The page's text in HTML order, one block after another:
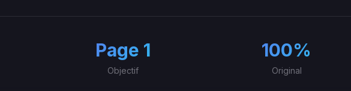
Page 1
Objectif
100%
Original